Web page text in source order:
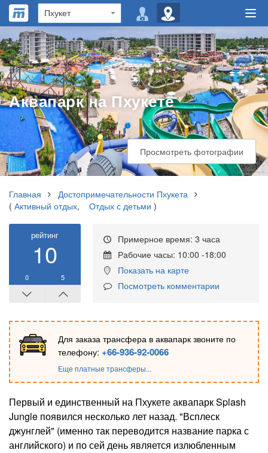
Аквапарк на Пхукете
Просмотреть фотографии
Главная
Достопримечательности Пхукета
( Активный отдых, Отдых с детьми )
рейтинг
10
0 5
Примерное время: 3 часа
Рабочие часы: 10:00 -18:00
Показать на карте
Посмотреть комментарии
Для заказа трансфера в аквапарк звоните по
телефону: +66-936-92-0066
Еще платные трансферы...
Первый и единственный на Пхукете аквапарк Splash
Jungle появился несколько лет назад. "Всплеск
джунглей" (именно так переводится название парка с
английского) и по сей день является излюбленным